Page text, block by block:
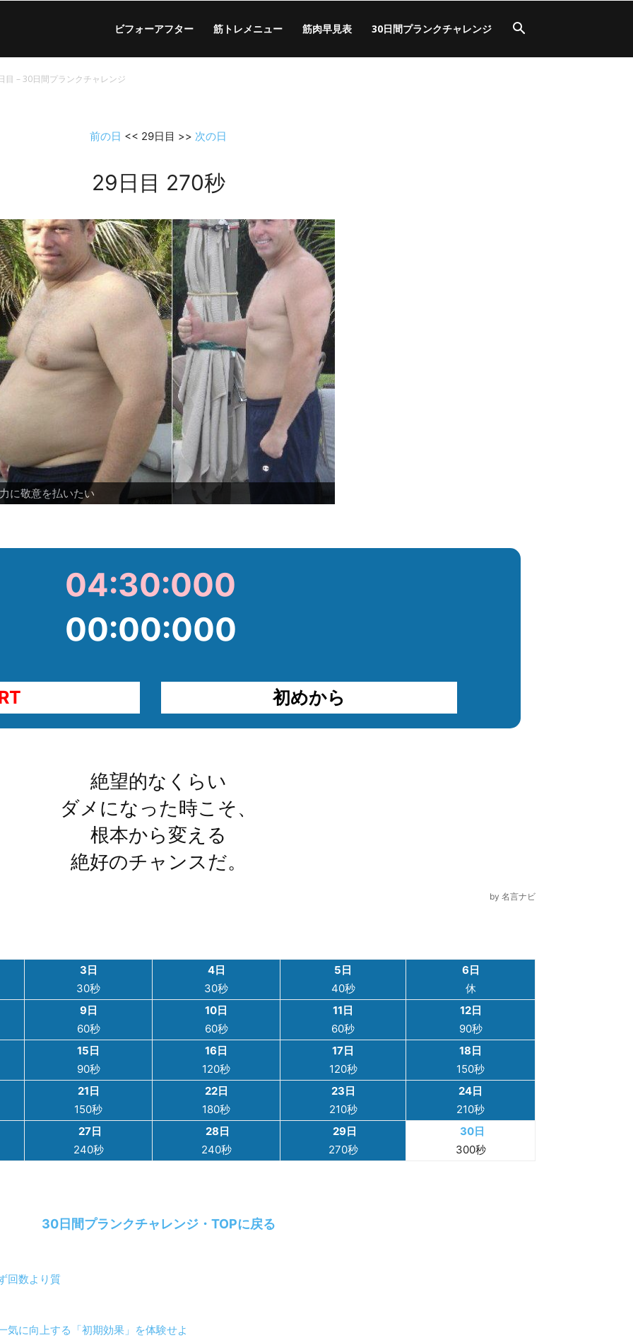
ビフォーアフター 筋トレメニュー 筋肉早見表 30日間プランクチャレンジ
目 – 30日間プランクチャレンジ
前の日 << 29日目 >> 次の日
29日目 270秒
たら輝く、美女化が激しい事例
に敬意を払いたい
なお揃いダイエット
たと思いきや、、、過去の写真かーい
た
けを始めた
けた
した
めてみた
04:30:000
00:00:000
初めから
絶望的なくらい
ダメになった時こそ、
根本から変える
絶好のチャンスだ。
by 名言ナビ
3日
30秒
4日
30秒
5日
40秒
6日
休
9日
60秒
10日
60秒
11日
60秒
12日
90秒
15日
90秒
16日
120秒
17日
120秒
18日
150秒
21日
150秒
22日
180秒
23日
210秒
24日
210秒
27日
240秒
28日
240秒
29日
270秒
30日
300秒
30日間プランクチャレンジ・TOPに戻る
回数より質
気に向上する「初期効果」を体験せよ